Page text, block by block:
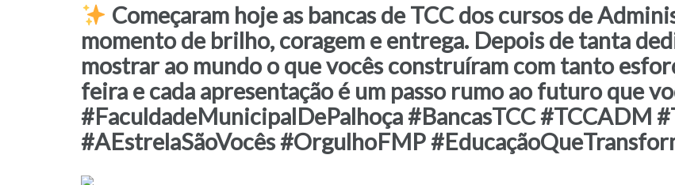
Começaram hoje as bancas de TCC dos cursos de
momento de brilho, coragem e entrega. Depois de tanta
mostrar ao mundo o que vocês construíram com tanto
feira e cada apresentação é um passo rumo ao futuro que
#FaculdadeMunicipalDePalhoça #BancasTCC #TCCADM
#AEstrelaSãoVocês #OrgulhoFMP